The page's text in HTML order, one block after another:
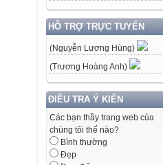
HỖ TRỢ TRỰC TUYẾN
(Nguyễn Lương Hùng)
(Trương Hoàng Anh)
ĐIỀU TRA Ý KIẾN
Các bạn thầy trang web của
chúng tôi thế nào?
Bình thường
Đẹp